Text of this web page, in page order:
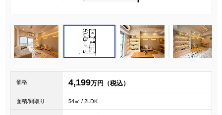
1 2 3
価格 4,199万円（税込）
面積/間取り 54㎡ / 2LDK